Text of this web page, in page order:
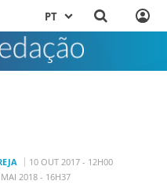
PT
10 OUT 2017 - 12H00
2018 - 16H37